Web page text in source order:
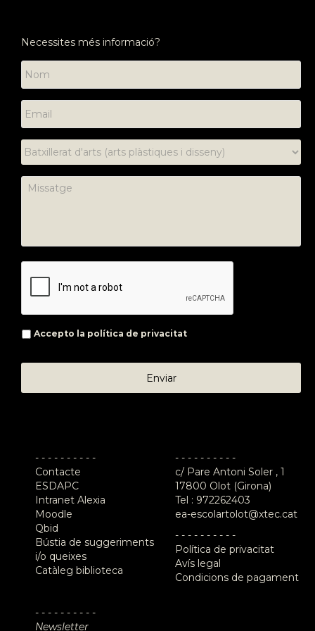
Necessites més informació?
Accepto la política de privacitat
- - - - - - - - - -
Contacte
ESDAPC
Intranet Alexia
Moodle
Qbid
Bústia de suggeriments
i/o queixes
Catàleg biblioteca
- - - - - - - - - -
Newsletter
- - - - - - - - - -
c/ Pare Antoni Soler , 1
17800 Olot (Girona)
Tel : 972262403
ea-escolartolot@xtec.cat
- - - - - - - - - -
Política de privacitat
Avís legal
Condicions de pagament